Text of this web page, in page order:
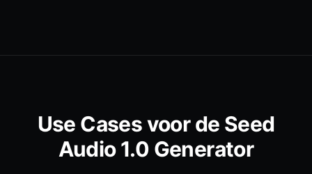
Use Cases voor de Seed
Audio 1.0 Generator